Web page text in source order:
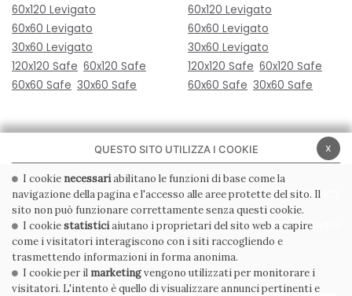
60x120 Levigato
60x60 Levigato
30x60 Levigato
120x120 Safe 60x120 Safe
60x60 Safe 30x60 Safe
60x120 Levigato
60x60 Levigato
30x60 Levigato
120x120 Safe 60x120 Safe
60x60 Safe 30x60 Safe
PRIVACY POLICY COOKIE POLICY
CONDIZIONI GENERALI WHISTLEBLOWING
CODICE ETICO
x
QUESTO SITO UTILIZZA I COOKIE
I cookie necessariabilitano le funzioni di base come la
navigazione della pagina e l'accesso alle aree protette del sito. Il
sito non può funzionare correttamente senza questi cookie.
I cookiestatisticiaiutano i proprietari del sito web a capire
come i visitatori interagiscono con i siti raccogliendo e
trasmettendo informazioni in forma anonima.
I cookie per il marketingvengono utilizzati per monitorare i
visitatori. L'intento è quello di visualizzare annunci pertinenti e